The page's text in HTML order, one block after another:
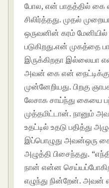
போல, என் பாதத்தில்
சிலிர்த்தது. முதல்
ஒருவனின் கரம்
படுகிறது.என் முகத்தை
இருக்கிறதா இல்லையா
அவன் கை என்
முன்னேறியது. பிறகு
லேசாக சாய்ந்து கையை
முத்தமிட்டான்.
உதட்டில் உதடு பதித்து
இப்பொழுது அவன்ஒரு
அழுத்தி பிசைந்தது.
நான் என்ன
எழுந்து நின்றேன். அவன்